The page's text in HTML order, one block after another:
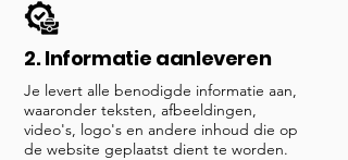
2. Informatie aanleveren
Je levert alle benodigde informatie aan,
waaronder teksten, afbeeldingen,
video's, logo's en andere inhoud die op
de website geplaatst dient te worden.